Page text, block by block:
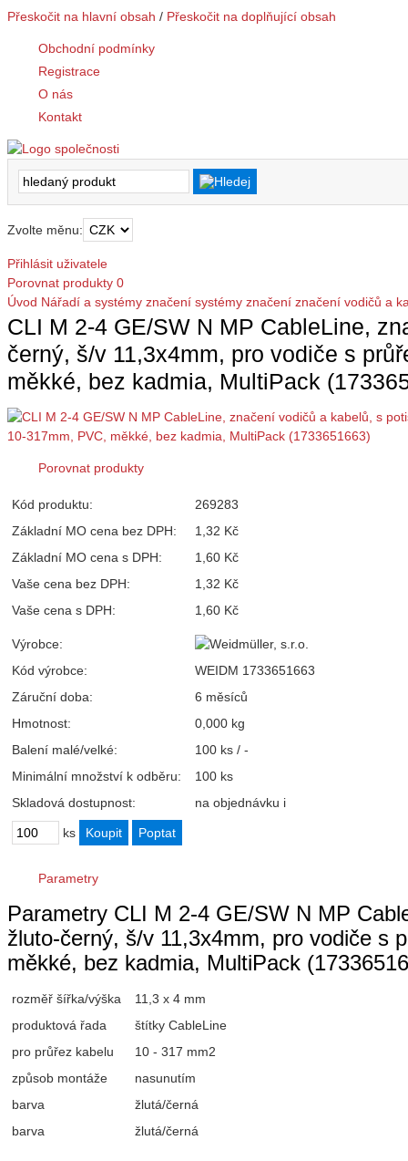
Přeskočit na hlavní obsah / Přeskočit na doplňující obsah
Obchodní podmínky
Registrace
O nás
Kontakt
Zvolte měnu:
Přihlásit uživatele
Porovnat produkty 0
Úvod Nářadí a systémy značení systémy značení značení vodičů a
CLI M 2-4 GE/SW N MP CableLine,
černý, š/v 11,3x4mm, pro vodiče s
měkké, bez kadmia, MultiPack
Porovnat produkty
Kód produktu:
269283
Základní MO cena bez DPH:
1,32 Kč
Základní MO cena s DPH:
1,60 Kč
Vaše cena bez DPH:
1,32 Kč
Vaše cena s DPH:
1,60 Kč
Výrobce:
Kód výrobce:
WEIDM 1733651663
Záruční doba:
6 měsíců
Hmotnost:
0,000 kg
Balení malé/velké:
100 ks / -
Minimální množství k odběru:
100 ks
Skladová dostupnost:
na objednávku i
ks
Parametry
Parametry CLI M 2-4 GE/SW N MP
žluto-černý, š/v 11,3x4mm, pro vodiče s
měkké, bez kadmia, MultiPack
rozměř šířka/výška
11,3 x 4 mm
produktová řada
štítky CableLine
pro průřez kabelu
10 - 317 mm2
způsob montáže
nasunutím
barva
žlutá/černá
barva
žlutá/černá